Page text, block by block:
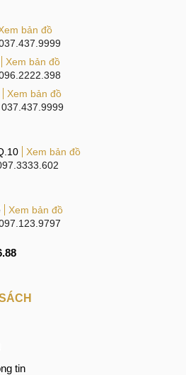
kiện sóng tốt.
khi thực hiện quay video, ghi âm
chí không thể ghi lại âm thanh
hiện trên, cách hiệu quả nhất là
Care để được kiểm tra và sửa
Galaxy A36
Galaxy A36 là quá trình thay
thoại có thể không kết nối được
gặp các vấn đề liên quan đến
Samsung Galaxy A36 đến trung
IC Wi-Fi.
bản đồ
Xem bản đồ
Xem bản đồ
037.437.9999
Xem bản đồ
Xem bản đồ
tin